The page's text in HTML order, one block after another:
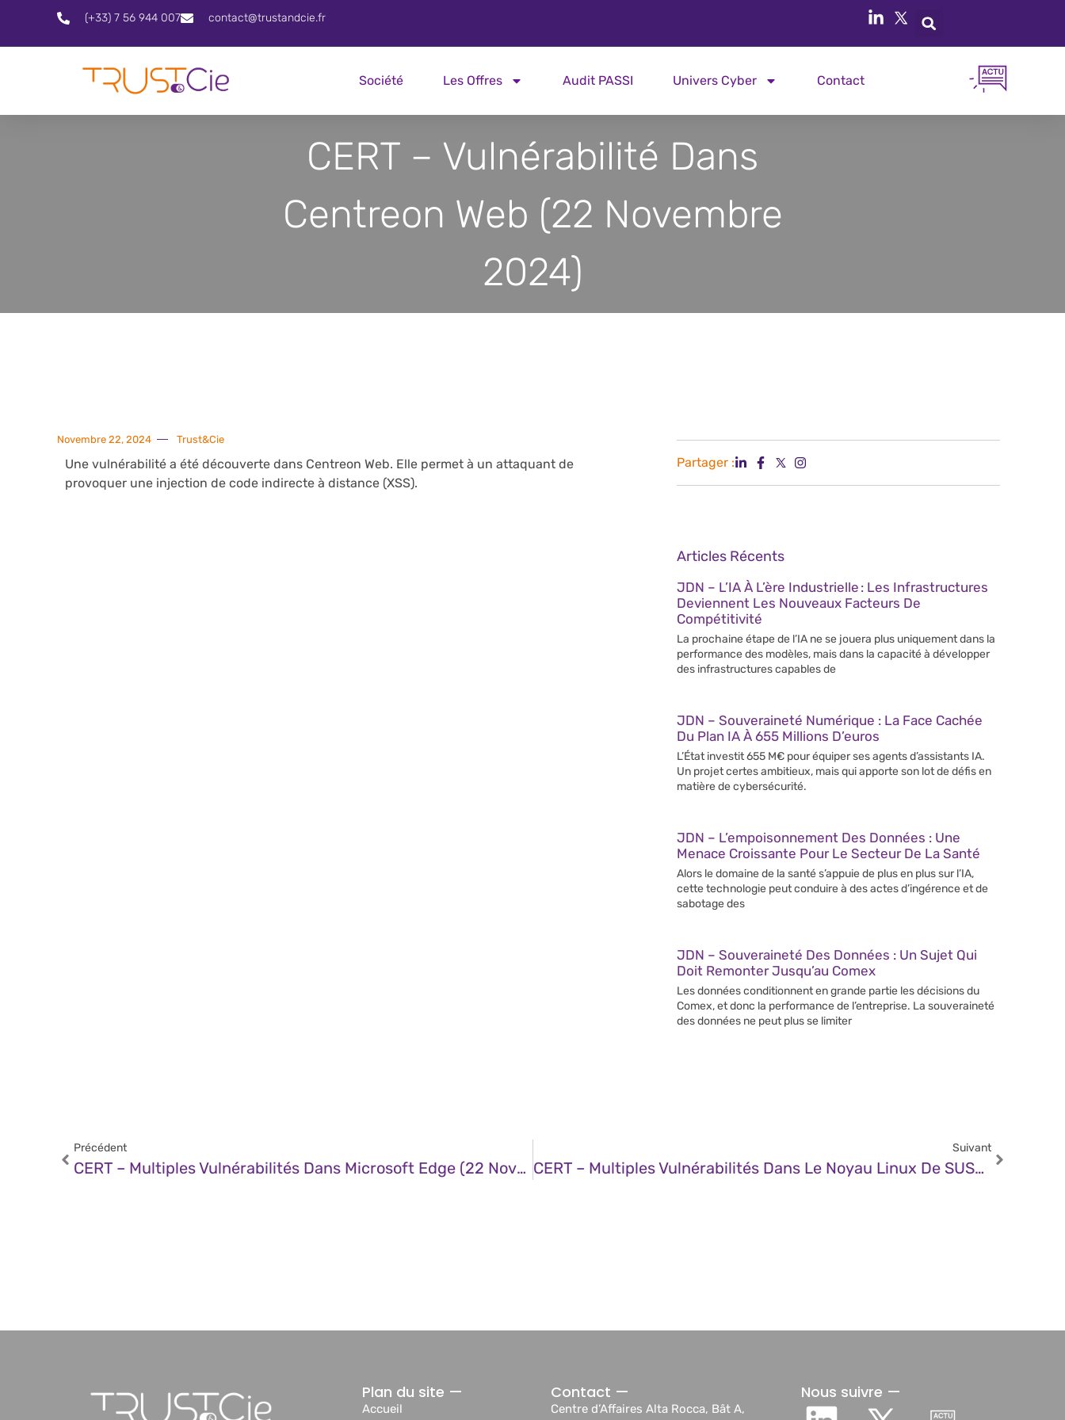
(+33) 7 56 944 007 contact@trustandcie.fr
Société Les Offres Audit PASSI Univers Cyber Contact
CERT – Vulnérabilité Dans
Centreon Web (22 Novembre
2024)
Novembre 22, 2024 Trust&Cie
Une vulnérabilité a été découverte dans Centreon Web. Elle permet à un attaquant de
provoquer une injection de code indirecte à distance (XSS).
Partager :
Articles Récents
JDN – L’IA À L’ère Industrielle : Les Infrastructures
Deviennent Les Nouveaux Facteurs De
Compétitivité
La prochaine étape de l’IA ne se jouera plus uniquement dans la
performance des modèles, mais dans la capacité à développer
des infrastructures capables de
JDN – Souveraineté Numérique : La Face Cachée
Du Plan IA À 655 Millions D’euros
L’État investit 655 M€ pour équiper ses agents d’assistants IA.
Un projet certes ambitieux, mais qui apporte son lot de défis en
matière de cybersécurité.
JDN – L’empoisonnement Des Données : Une
Menace Croissante Pour Le Secteur De La Santé
Alors le domaine de la santé s’appuie de plus en plus sur l’IA,
cette technologie peut conduire à des actes d’ingérence et de
sabotage des
JDN – Souveraineté Des Données : Un Sujet Qui
Doit Remonter Jusqu’au Comex
Les données conditionnent en grande partie les décisions du
Comex, et donc la performance de l’entreprise. La souveraineté
des données ne peut plus se limiter
Précédent
CERT – Multiples Vulnérabilités Dans Microsoft Edge (22 Novembre 2024)
Suivant
CERT – Multiples Vulnérabilités Dans Le Noyau Linux De SUSE (22 Novembre 2024)
Plan du site —
Accueil
Contact —
Centre d’Affaires Alta Rocca, Bât A,
Nous suivre —